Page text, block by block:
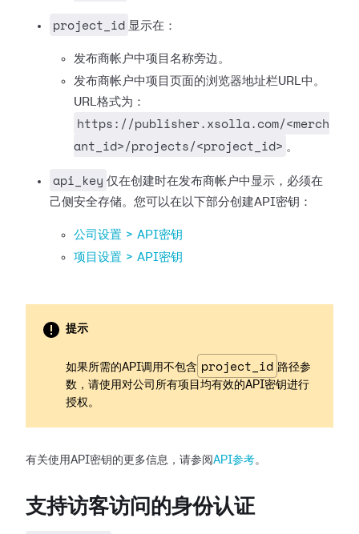
project_id 显示在：
发布商帐户中项目名称旁边。
发布商帐户中项目页面的浏览器地址栏URL中。
URL格式为：
https://publisher.xsolla.com/<merch
ant_id>/projects/<project_id> 。
api_key 仅在创建时在发布商帐户中显示，必须在
己侧安全存储。您可以在以下部分创建API密钥：
公司设置 > API密钥
项目设置 > API密钥
提示
如果所需的API调用不包含 project_id 路径参
数，请使用对公司所有项目均有效的API密钥进行
授权。
有关使用API密钥的更多信息，请参阅 API参考。
支持访客访问的身份认证